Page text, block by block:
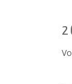
2